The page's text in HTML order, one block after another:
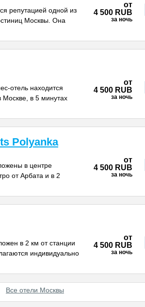
репутацией одной из
Москвы. Она
от
4 500 RUB
за ночь
отель находится
Москве, в 5 минутах
от
4 500 RUB
за ночь
Polyanka
в центре
от Арбата и в 2
от
4 500 RUB
за ночь
в 2 км от станции
индивидуально
от
4 500 RUB
за ночь
Все отели Москвы